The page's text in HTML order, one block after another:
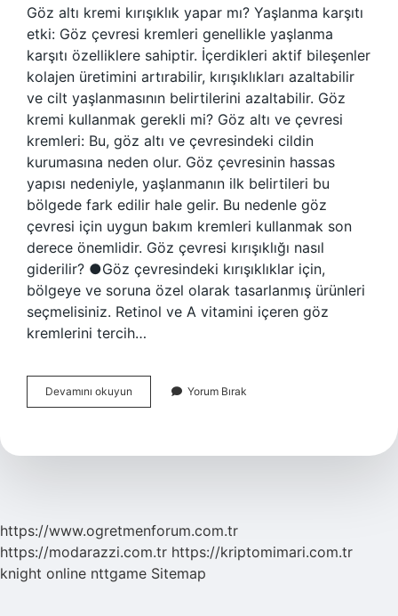
Göz altı kremi kırışıklık yapar mı? Yaşlanma karşıtı
etki: Göz çevresi kremleri genellikle yaşlanma
karşıtı özelliklere sahiptir. İçerdikleri aktif bileşenler
kolajen üretimini artırabilir, kırışıklıkları azaltabilir
ve cilt yaşlanmasının belirtilerini azaltabilir. Göz
kremi kullanmak gerekli mi? Göz altı ve çevresi
kremleri: Bu, göz altı ve çevresindeki cildin
kurumasına neden olur. Göz çevresinin hassas
yapısı nedeniyle, yaşlanmanın ilk belirtileri bu
bölgede fark edilir hale gelir. Bu nedenle göz
çevresi için uygun bakım kremleri kullanmak son
derece önemlidir. Göz çevresi kırışıklığı nasıl
giderilir? ●Göz çevresindeki kırışıklıklar için,
bölgeye ve soruna özel olarak tasarlanmış ürünleri
seçmelisiniz. Retinol ve A vitamini içeren göz
kremlerini tercih…
Devamını okuyun
Kremi
Mı
Yorum Bırak
https://www.ogretmenforum.com.tr
https://modarazzi.com.tr https://kriptomimari.com.tr
knight online nttgame Sitemap